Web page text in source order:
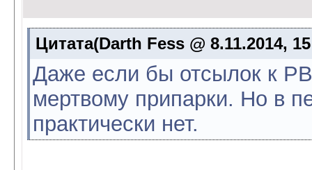
Цитата(Darth Fess @ 8.11.2014,
Даже если бы отсылок к
мертвому припарки. Но в
практически нет.